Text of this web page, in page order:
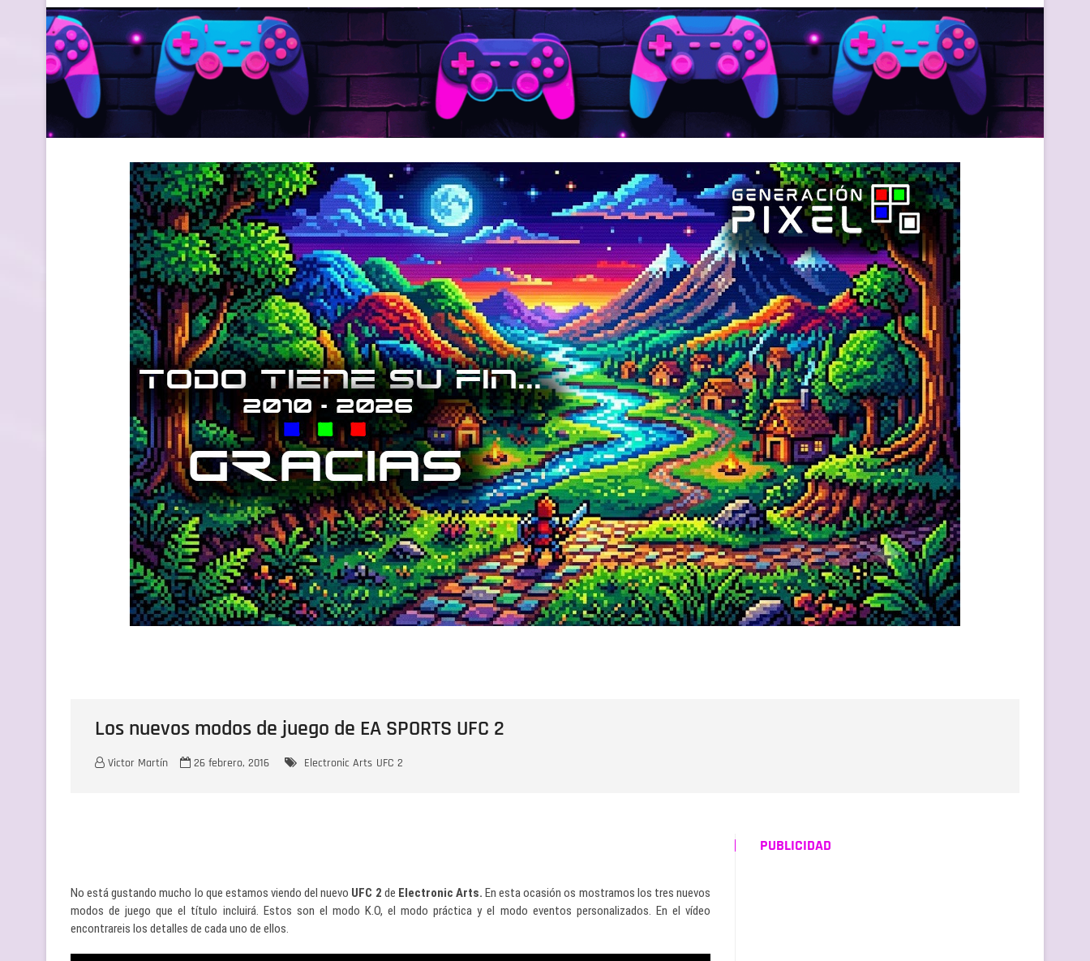
Los nuevos modos de juego de EA SPORTS UFC 2
Victor Martín 26 febrero, 2016 Electronic Arts UFC 2
No está gustando mucho lo que estamos viendo del nuevo UFC 2 de Electronic Arts. En esta ocasión os mostramos los tres nuevos
modos de juego que el título incluirá. Estos son el modo K.O, el modo práctica y el modo eventos personalizados. En el vídeo
encontrareis los detalles de cada uno de ellos.
PUBLICIDAD